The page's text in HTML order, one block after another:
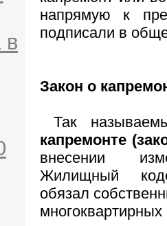
в
напрямую к
подписали в
Закон о
Так
капремонте
внесении
Жилищный
обязал